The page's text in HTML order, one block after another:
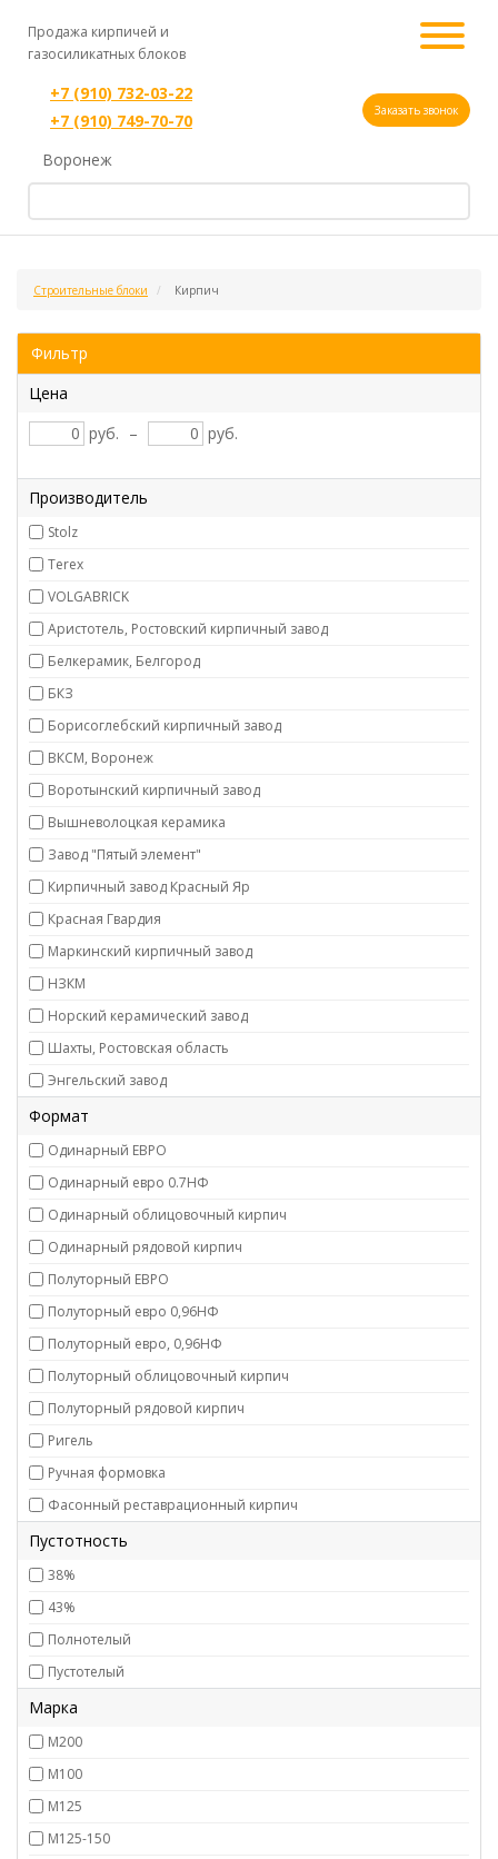
Продажа кирпичей и
газосиликатных блоков
+7 (910) 732-03-22
+7 (910) 749-70-70
Заказать звонок
Воронеж
Строительные блоки Кирпич
Фильтр
Цена
руб. – руб.
Производитель
Stolz
Terex
VOLGABRICK
Аристотель, Ростовский кирпичный завод
Белкерамик, Белгород
БКЗ
Борисоглебский кирпичный завод
ВКСМ, Воронеж
Воротынский кирпичный завод
Вышневолоцкая керамика
Завод "Пятый элемент"
Кирпичный завод Красный Яр
Красная Гвардия
Маркинский кирпичный завод
НЗКМ
Норский керамический завод
Шахты, Ростовская область
Энгельский завод
Формат
Одинарный ЕВРО
Одинарный евро 0.7НФ
Одинарный облицовочный кирпич
Одинарный рядовой кирпич
Полуторный ЕВРО
Полуторный евро 0,96НФ
Полуторный евро, 0,96НФ
Полуторный облицовочный кирпич
Полуторный рядовой кирпич
Ригель
Ручная формовка
Фасонный реставрационный кирпич
Пустотность
38%
43%
Полнотелый
Пустотелый
Марка
M200
М100
М125
М125-150